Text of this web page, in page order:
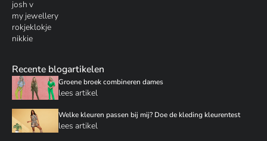
josh v
my jewellery
rokjeklokje
nikkie
Recente blogartikelen
Groene broek combineren dames
lees artikel
Welke kleuren passen bij mij? Doe de kleding kleurentest
lees artikel